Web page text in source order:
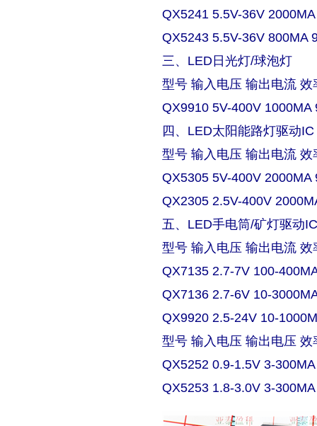
QX5241 5.5V-36V
QX5243 5.5V-36V 800MA
三、LED日光灯/球泡灯
型号 输入电压 输出电流 效
QX9910 5V-400V 1000MA
四、LED太阳能路灯驱动IC
型号 输入电压 输出电流 效
QX5305 5V-400V 2000MA
QX2305 2.5V-400V
五、LED手电筒/矿灯驱动
型号 输入电压 输出电流 效
QX7135 2.7-7V 100-
QX7136 2.7-6V 10-
QX9920 2.5-24V 10-
型号 输入电压 输出电压 效
QX5252 0.9-1.5V 3-
QX5253 1.8-3.0V 3-